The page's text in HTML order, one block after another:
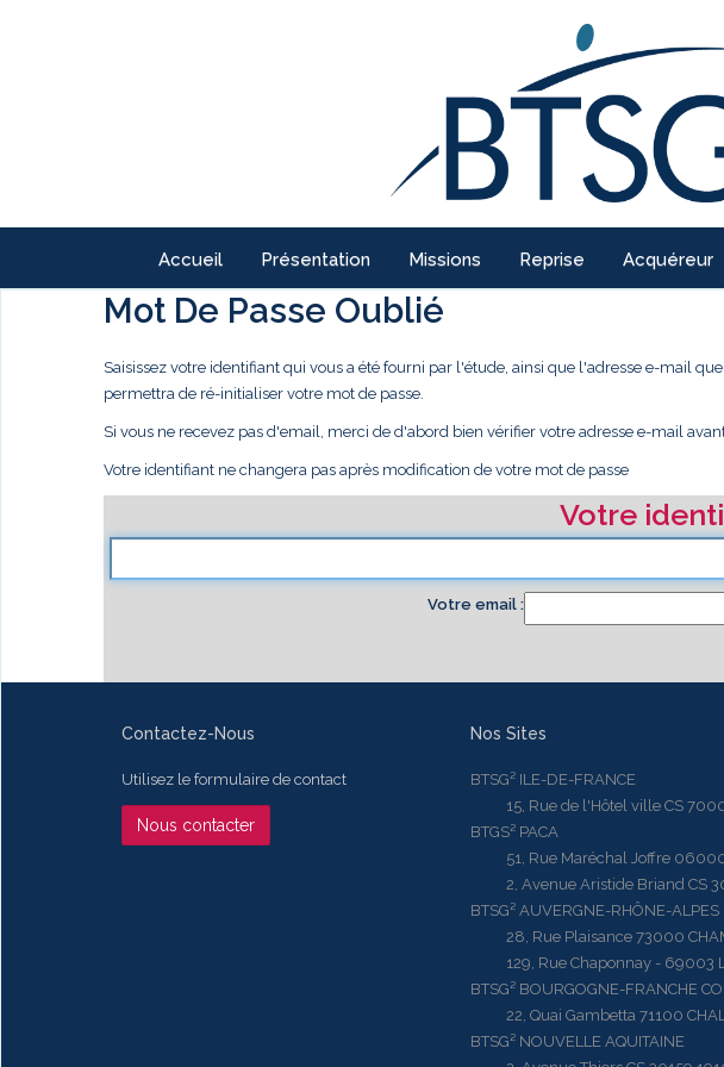
Accueil Présentation Missions Reprise Acquéreur
Mot De Passe Oublié
Saisissez votre identifiant qui vous a été fourni par l'étude, ainsi que l'adresse e-mail
permettra de ré-initialiser votre mot de passe.
Si vous ne recevez pas d'email, merci de d'abord bien vérifier votre adresse e-mail
Votre identifiant ne changera pas après modification de votre mot de passe
Votre
Votre email
Contactez-Nous
Utilisez le formulaire de contact
Nous contacter
Nos Sites
BTSG² ILE-DE-FRANCE
15, Rue de l'Hôtel ville CS
BTGS² PACA
51, Rue Maréchal Joffre 06000
2, Avenue Aristide Briand CS
BTSG² AUVERGNE-RHÔNE-ALPES
28, Rue Plaisance 73000
129, Rue Chaponnay - 69003
BTSG² BOURGOGNE-FRANCHE
22, Quai Gambetta 71100
BTSG² NOUVELLE AQUITAINE